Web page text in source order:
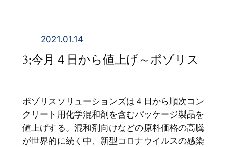
2021.01.14
3;今月４日から値上げ～ポゾリス
ポゾリスソリューションズは４日から順次コン
クリート用化学混和剤を含むパッケージ製品を
値上げする。混和剤向けなどの原料価格の高騰
が世界的に続く中、新型コロナウイルスの感染